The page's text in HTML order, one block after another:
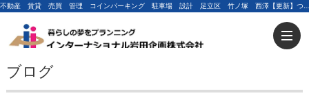
不動産 賃貸 売買 管理 コインパーキング 駐車場 設計 足立区 竹ノ塚 西澤【更新】つい先日のことでした。 | 足立区の不動産ならインターナショナル岩田企画
ブログ